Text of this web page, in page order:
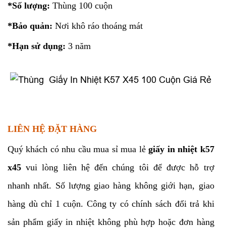
*Số lượng: Thùng 100 cuộn
*Bảo quản: Nơi khô ráo thoáng mát
*Hạn sử dụng: 3 năm
LIÊN HỆ ĐẶT HÀNG
Quý khách có nhu cầu mua sỉ mua lẻgiấy in nhiệt k57
x45 vui lòng liên hệ đến chúng tôi để được hỗ trợ
nhanh nhất. Số lượng giao hàng không giới hạn, giao
hàng dù chỉ 1 cuộn. Công ty có chính sách đổi trả khi
sản phẩm giấy in nhiệt không phù hợp hoặc đơn hàng